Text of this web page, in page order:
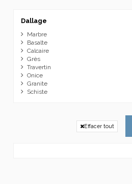
Dallage
Marbre
Basalte
Calcaire
Grès
Travertin
Onice
Granite
Schiste
Effacer tout